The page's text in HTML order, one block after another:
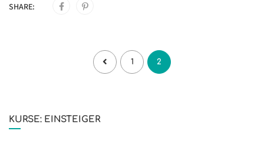
SHARE:
1 2
KURSE: EINSTEIGER